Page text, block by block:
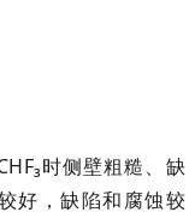
时侧壁粗糙、缺
好，缺陷和腐蚀较